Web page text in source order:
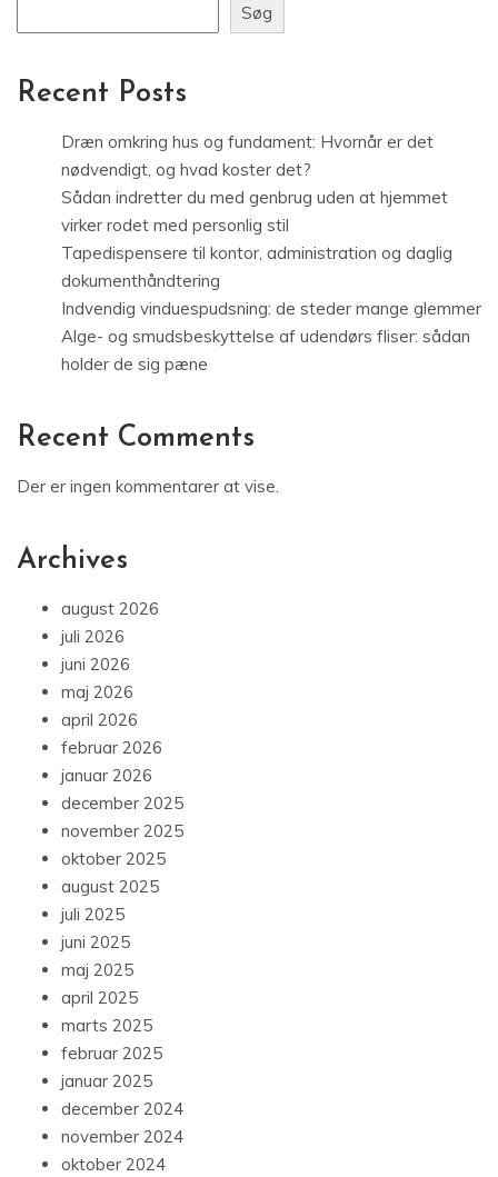
Søg
Recent Posts
Dræn omkring hus og fundament: Hvornår er det
nødvendigt, og hvad koster det?
Sådan indretter du med genbrug uden at hjemmet
virker rodet med personlig stil
Tapedispensere til kontor, administration og daglig
dokumenthåndtering
Indvendig vinduespudsning: de steder mange glemmer
Alge- og smudsbeskyttelse af udendørs fliser: sådan
holder de sig pæne
Recent Comments
Der er ingen kommentarer at vise.
Archives
august 2026
juli 2026
juni 2026
maj 2026
april 2026
februar 2026
januar 2026
december 2025
november 2025
oktober 2025
august 2025
juli 2025
juni 2025
maj 2025
april 2025
marts 2025
februar 2025
januar 2025
december 2024
november 2024
oktober 2024